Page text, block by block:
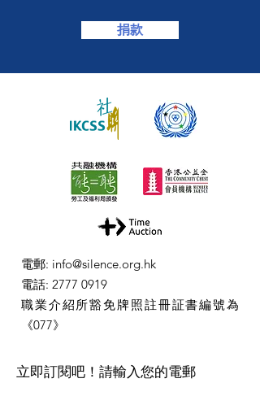
捐款
電郵: info@silence.org.hk
電話: 2777 0919
職業介紹所豁免牌照註冊証書編號為
《077》
​立即訂閱吧！請輸入您的電郵